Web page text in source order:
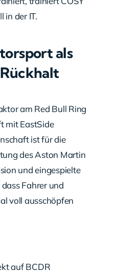
in der IT.
als
am Red Bull Ring
mit EastSide
ist für die
des Aston Martin
und eingespielte
Fahrer und
voll ausschöpfen
auf BCDR